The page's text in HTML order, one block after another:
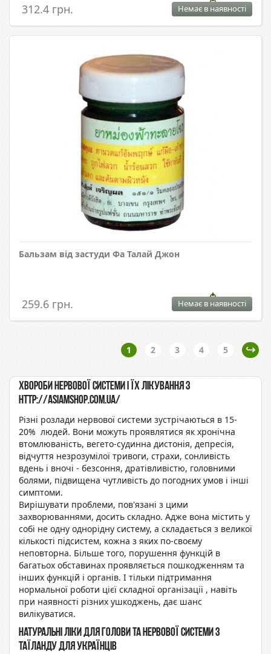
312.4 грн. Немає в наявності
Бальзам від застуди Фа Талай Джон
259.6 грн. Немає в наявності
1 2 3 4 5
Хвороби нервової системи і їх лікування з
http://asiamshop.com.ua/
Різні розлади нервової системи зустрічаються в 15-
20% людей. Вони можуть проявлятися як хронічна
втомлюваність, вегето-судинна дистонія, депресія,
відчуття незрозумілої тривоги, страхи, сонливість
вдень і вночі - безсоння, дратівливістю, головними
болями, підвищена чутливість до погодних умов і інші
симптоми.
Вирішувати проблеми, пов'язані з цими
захворюваннями, досить складно. Адже вона містить у
собі не одну однорідну систему, а складається з великої
кількості підсистем, кожна з яких по-своєму
неповторна. Більше того, порушення функцій в
багатьох обставинах проявляється пошкодженням та
інших функцій і органів. І тільки підтримання
нормальної роботи цієї складної організації , навіть
при наявності різних ушкоджень, дає шанс
вилікуватися.
Натуральні ліки для голови та нервової системи з
Таїланду для українців